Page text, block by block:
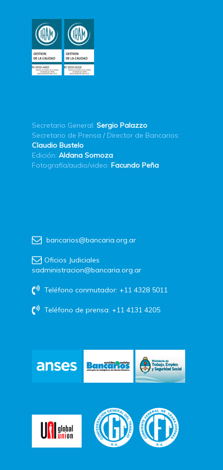
Secretario General: Sergio Palazzo
Secretario de Prensa / Director de Bancarios:
Claudio Bustelo
Edición: Aldana Somoza
Fotografía/audio/video: Facundo Peña
bancarios@bancaria.org.ar
Oficios Judiciales
sadministracion@bancaria.org.ar
Teléfono conmutador: +11 4328 5011
Teléfono de prensa: +11 4131 4205